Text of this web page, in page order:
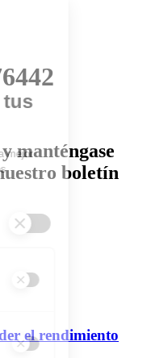
manténgase
boletín
el rendimiento